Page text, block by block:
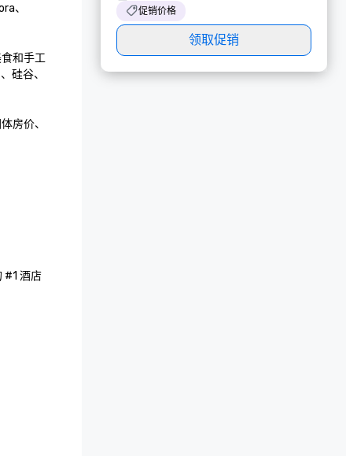
、
和手工
硅谷、
房价、
酒店
促销价格
领取促销